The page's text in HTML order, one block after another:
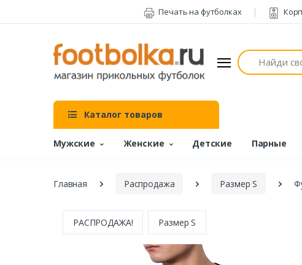
Печать на футболках
Поиск
Каталог товаров
Мужские Женские Детские Парные
Главная Распродажа Размер S
РАСПРОДАЖА! Размер S